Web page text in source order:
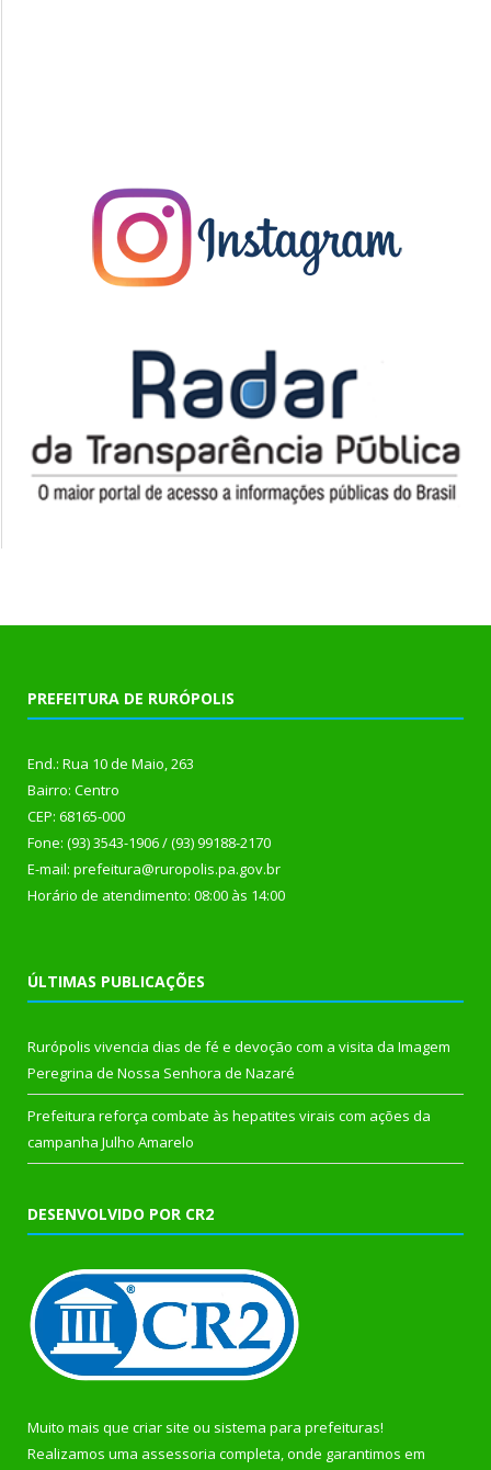
PREFEITURA DE RURÓPOLIS
End.: Rua 10 de Maio, 263
Bairro: Centro
CEP: 68165-000
Fone: (93) 3543-1906 / (93) 99188-2170
E-mail: prefeitura@ruropolis.pa.gov.br
Horário de atendimento: 08:00 às 14:00
ÚLTIMAS PUBLICAÇÕES
Rurópolis vivencia dias de fé e devoção com a visita da Imagem
Peregrina de Nossa Senhora de Nazaré
Prefeitura reforça combate às hepatites virais com ações da
campanha Julho Amarelo
DESENVOLVIDO POR CR2
Muito mais que criar site ou sistema para prefeituras!
Realizamos uma assessoria completa, onde garantimos em